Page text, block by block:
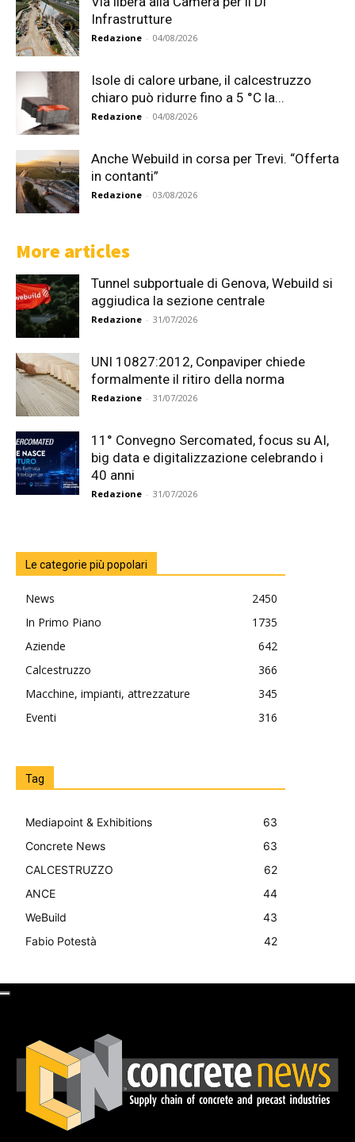
Infrastrutture
Redazione - 04/08/2026
Isole di calore urbane, il calcestruzzo
chiaro può ridurre fino a 5 °C la...
Redazione - 04/08/2026
Anche Webuild in corsa per Trevi. “Offerta
in contanti”
Redazione - 03/08/2026
More articles
Tunnel subportuale di Genova, Webuild si
aggiudica la sezione centrale
Redazione - 31/07/2026
UNI 10827:2012, Conpaviper chiede
formalmente il ritiro della norma
Redazione - 31/07/2026
11° Convegno Sercomated, focus su AI,
big data e digitalizzazione celebrando i
40 anni
Redazione - 31/07/2026
Le categorie più popolari
News
2450
In Primo Piano
1735
Aziende
642
Calcestruzzo
366
Macchine, impianti, attrezzature
345
Eventi
316
Tag
Mediapoint & Exhibitions
63
Concrete News
63
CALCESTRUZZO
62
ANCE
44
WeBuild
43
Fabio Potestà
42